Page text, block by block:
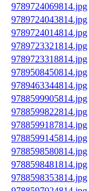
9789724069814.jpg
9789724043814.jpg
9789724014814.jpg
9789723321814.jpg
9789723318814.jpg
9789508450814.jpg
9789463344814.jpg
9788599905814.jpg
9788599822814.jpg
9788599187814.jpg
9788599145814.jpg
9788598580814.jpg
9788598481814.jpg
9788598353814.jpg